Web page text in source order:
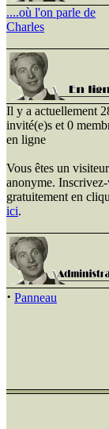
....où l'on parle de
Charles
Il y a actuellement
invité(e)s et 0
en ligne
Vous êtes un visiteur
anonyme.
gratuitement en
ici.
· Panneau